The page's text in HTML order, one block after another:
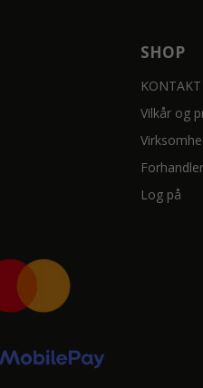
SHOP
KONTAKT
Vilkår og
Forhandler
Log på